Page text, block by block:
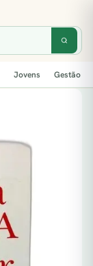
Jovens Gestão